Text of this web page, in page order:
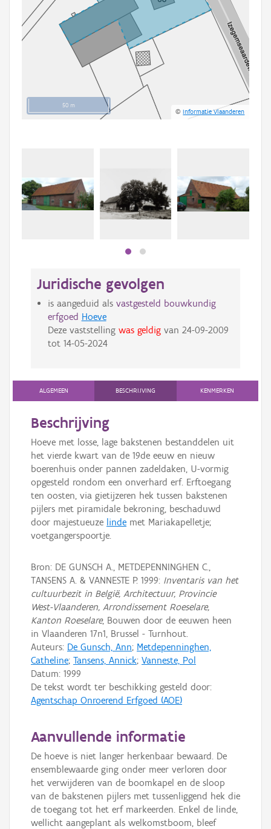
50 m
©Informatie Vlaanderen
Juridische gevolgen
is aangeduid als vastgesteld bouwkundig
erfgoed Hoeve
Deze vaststelling was geldigvan 24-09-2009
tot 14-05-2024
ALGEMEEN BESCHRIJVING KENMERKEN
Beschrijving
Hoeve met losse, lage bakstenen bestanddelen uit
het vierde kwart van de 19de eeuw en nieuw
boerenhuis onder pannen zadeldaken, U-vormig
opgesteld rondom een onverhard erf. Erftoegang
ten oosten, via gietijzeren hek tussen bakstenen
pijlers met piramidale bekroning, beschaduwd
door majestueuze linde met Mariakapelletje;
voetgangerspoortje.
Bron: DE GUNSCH A., METDEPENNINGHEN C.,
TANSENS A. & VANNESTE P. 1999: Inventaris van het
cultuurbezit in België, Architectuur, Provincie
West-Vlaanderen, Arrondissement Roeselare,
Kanton Roeselare, Bouwen door de eeuwen heen
in Vlaanderen 17n1, Brussel - Turnhout.
Auteurs: De Gunsch, Ann; Metdepenninghen,
Catheline; Tansens, Annick; Vanneste, Pol
Datum: 1999
De tekst wordt ter beschikking gesteld door:
Agentschap Onroerend Erfgoed (AOE)
Aanvullende informatie
De hoeve is niet langer herkenbaar bewaard. De
ensemblewaarde ging onder meer verloren door
het verwijderen van de boomkapel en de sloop
van de bakstenen pijlers met tussenliggend hek die
de toegang tot het erf markeerden. Enkel de linde,
wellicht aangeplant als welkomstboom, bleef